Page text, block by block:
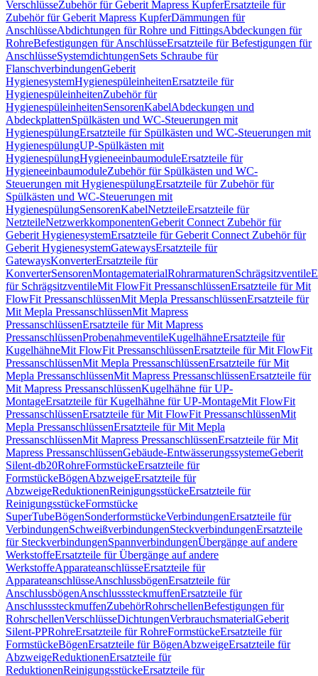
VerschlüsseZubehör für Geberit Mapress KupferErsatzteile für
Zubehör für Geberit Mapress KupferDämmungen für
AnschlüsseAbdichtungen für Rohre und FittingsAbdeckungen für
RohreBefestigungen für AnschlüsseErsatzteile für Befestigungen für
AnschlüsseSystemdichtungenSets Schraube für
FlanschverbindungenGeberit
HygienesystemHygienespüleinheitenErsatzteile für
HygienespüleinheitenZubehör für
HygienespüleinheitenSensorenKabelAbdeckungen und
AbdeckplattenSpülkästen und WC-Steuerungen mit
HygienespülungErsatzteile für Spülkästen und WC-Steuerungen mit
HygienespülungUP-Spülkästen mit
HygienespülungHygieneeinbaumoduleErsatzteile für
HygieneeinbaumoduleZubehör für Spülkästen und WC-
Steuerungen mit HygienespülungErsatzteile für Zubehör für
Spülkästen und WC-Steuerungen mit
HygienespülungSensorenKabelNetzteileErsatzteile für
NetzteileNetzwerkkomponentenGeberit Connect Zubehör für
Geberit HygienesystemErsatzteile für Geberit Connect Zubehör für
Geberit HygienesystemGatewaysErsatzteile für
GatewaysKonverterErsatzteile für
KonverterSensorenMontagematerialRohrarmaturenSchrägsitzventile
für SchrägsitzventileMit FlowFit PressanschlüssenErsatzteile für Mit
FlowFit PressanschlüssenMit Mepla PressanschlüssenErsatzteile für
Mit Mepla PressanschlüssenMit Mapress
PressanschlüssenErsatzteile für Mit Mapress
PressanschlüssenProbenahmeventileKugelhähneErsatzteile für
KugelhähneMit FlowFit PressanschlüssenErsatzteile für Mit FlowFit
PressanschlüssenMit Mepla PressanschlüssenErsatzteile für Mit
Mepla PressanschlüssenMit Mapress PressanschlüssenErsatzteile für
Mit Mapress PressanschlüssenKugelhähne für UP-
MontageErsatzteile für Kugelhähne für UP-MontageMit FlowFit
PressanschlüssenErsatzteile für Mit FlowFit PressanschlüssenMit
Mepla PressanschlüssenErsatzteile für Mit Mepla
PressanschlüssenMit Mapress PressanschlüssenErsatzteile für Mit
Mapress PressanschlüssenGebäude-EntwässerungssystemeGeberit
Silent-db20RohreFormstückeErsatzteile für
FormstückeBögenAbzweigeErsatzteile für
AbzweigeReduktionenReinigungsstückeErsatzteile für
ReinigungsstückeFormstücke
SuperTubeBögenSonderformstückeVerbindungenErsatzteile für
VerbindungenSchweißverbindungenSteckverbindungenErsatzteile
für SteckverbindungenSpannverbindungenÜbergänge auf andere
WerkstoffeErsatzteile für Übergänge auf andere
WerkstoffeApparateanschlüsseErsatzteile für
ApparateanschlüsseAnschlussbögenErsatzteile für
AnschlussbögenAnschlusssteckmuffenErsatzteile für
AnschlusssteckmuffenZubehörRohrschellenBefestigungen für
RohrschellenVerschlüsseDichtungenVerbrauchsmaterialGeberit
Silent-PPRohreErsatzteile für RohreFormstückeErsatzteile für
FormstückeBögenErsatzteile für BögenAbzweigeErsatzteile für
AbzweigeReduktionenErsatzteile für
ReduktionenReinigungsstückeErsatzteile für